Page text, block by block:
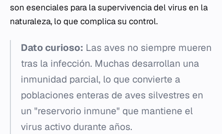
son esenciales para la supervivencia del virus en la
naturaleza, lo que complica su control.
Dato curioso: Las aves no siempre mueren
tras la infección. Muchas desarrollan una
inmunidad parcial, lo que convierte a
poblaciones enteras de aves silvestres en
un "reservorio inmune" que mantiene el
virus activo durante años.